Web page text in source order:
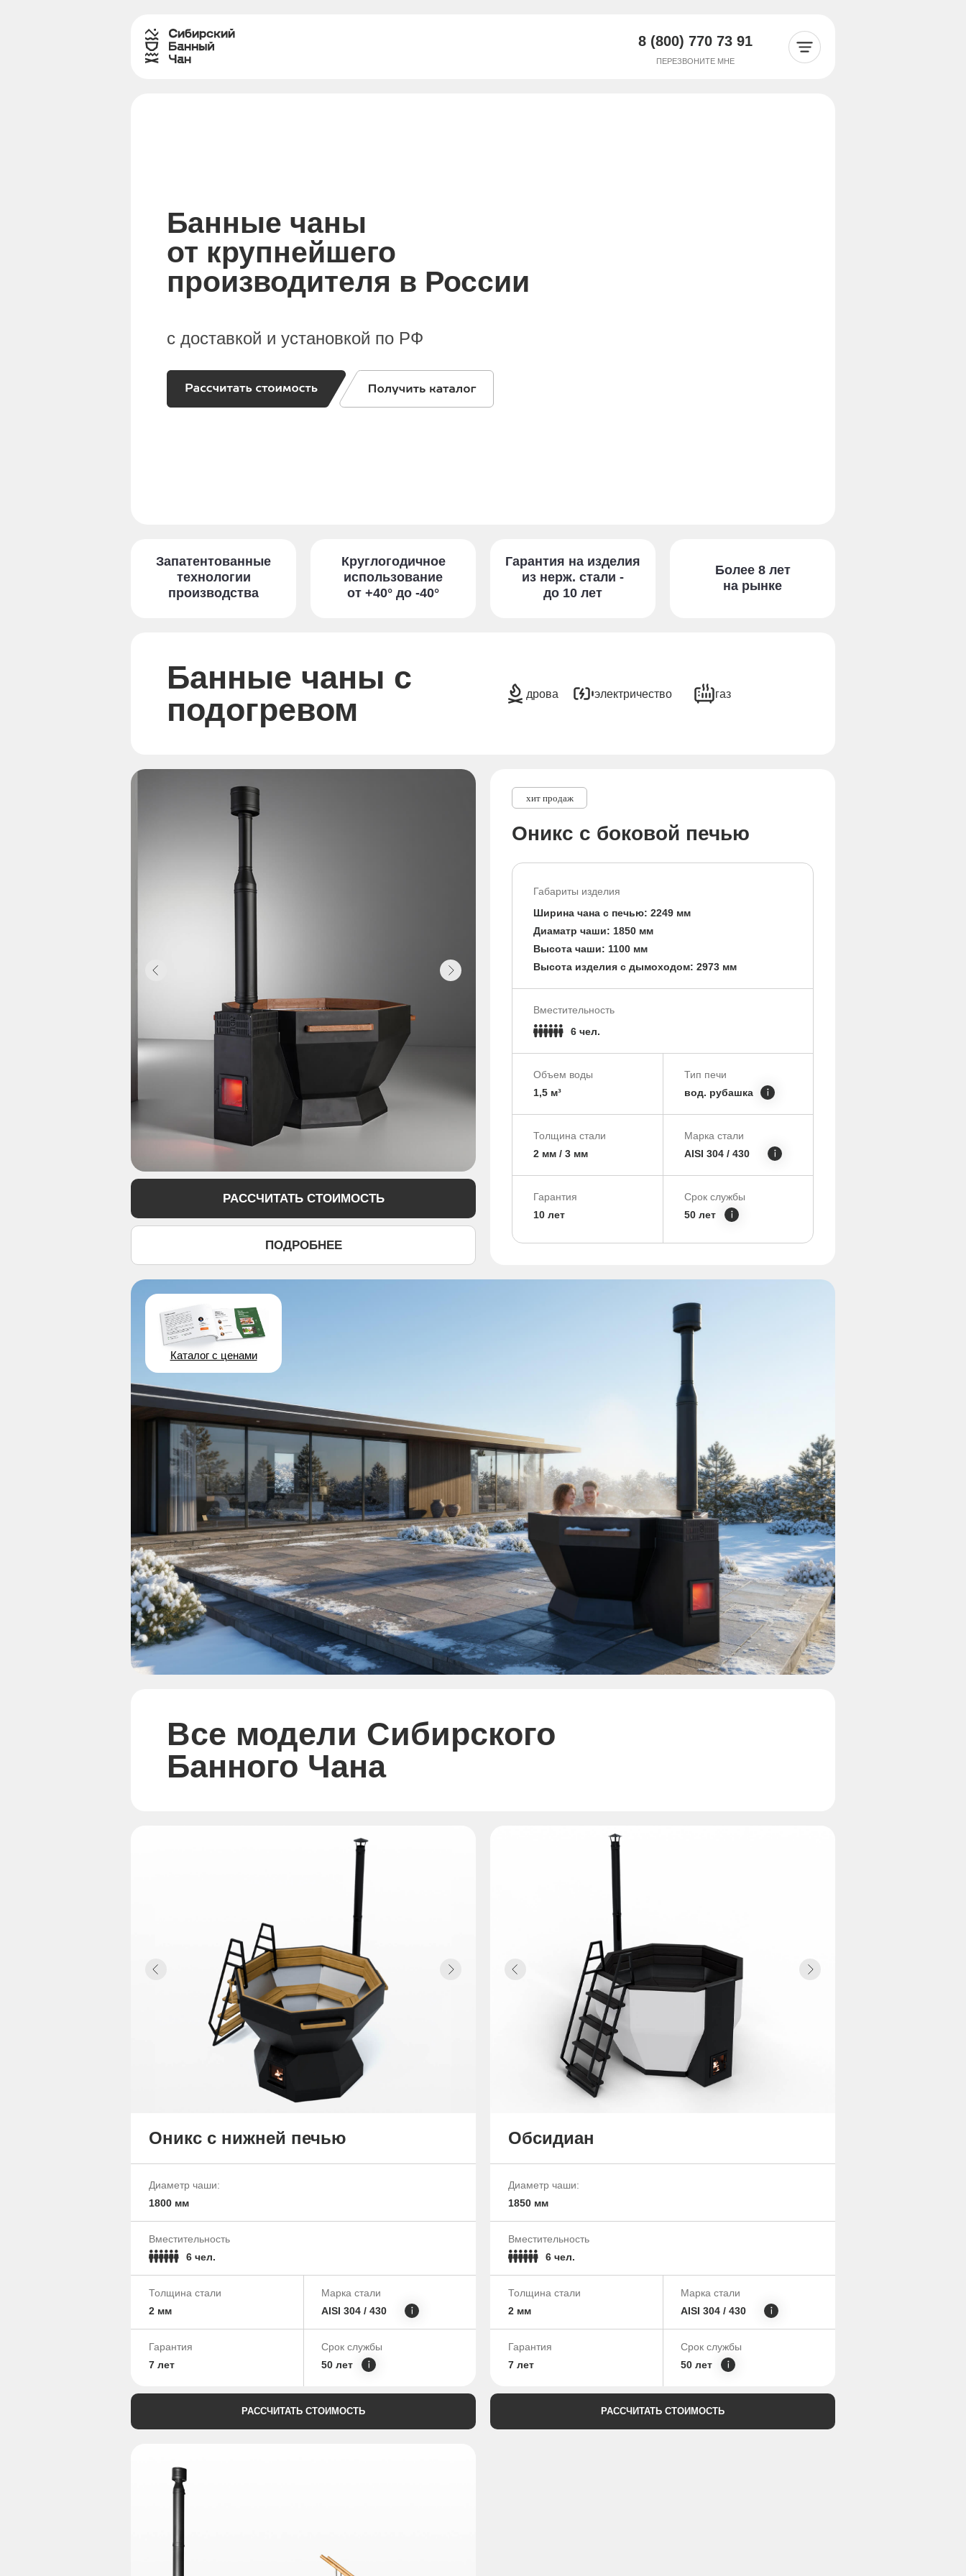
ПЕРЕЗВОНИТЕ МНЕ
8 (800) 770 73 91
с доставкой и установкой по РФ
Банные чаны
от крупнейшего
производителя в России
Запатентованные
технологии
производства
Круглогодичное
использование
от +40° до -40°
Гарантия на изделия
из нерж. стали -
до 10 лет
Более 8 лет
на рынке
Банные чаны с
подогревом
дрова электричество газ
Оникс с боковой печью
хит продаж
Габариты изделия
Вместительность
РАССЧИТАТЬ СТОИМОСТЬ
ПОДРОБНЕЕ
Ширина чана с печью: 2249 мм
Диаматр чаши: 1850 мм
Высота чаши: 1100 мм
6 чел.
Высота изделия с дымоходом: 2973 мм
Объем воды
1,5 м³
Толщина стали
2 мм / 3 мм
Гарантия
10 лет
Тип печи
вод. рубашка
Марка стали
AISI 304 / 430
Срок службы
50 лет
Каталог с ценами
Все модели Сибирского
Банного Чана
Оникс с нижней печью
Диаметр чаши:
Вместительность
РАССЧИТАТЬ СТОИМОСТЬ
1800 мм
6 чел.
Обсидиан
Диаметр чаши:
Вместительность
РАССЧИТАТЬ СТОИМОСТЬ
1850 мм
Толщина стали
2 мм
Гарантия
7 лет
Марка стали
AISI 304 / 430
Срок службы
50 лет
6 чел.
Толщина стали
2 мм
Гарантия
7 лет
Марка стали
AISI 304 / 430
Срок службы
50 лет